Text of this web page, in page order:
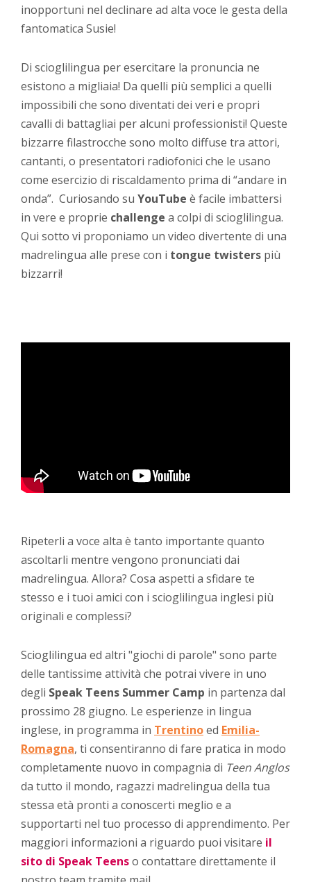
inopportuni nel declinare ad alta voce le gesta della
fantomatica Susie!
Di scioglilingua per esercitare la pronuncia ne
esistono a migliaia! Da quelli più semplici a quelli
impossibili che sono diventati dei veri e propri
cavalli di battagliai per alcuni professionisti! Queste
bizzarre filastrocche sono molto diffuse tra attori,
cantanti, o presentatori radiofonici che le usano
come esercizio di riscaldamento prima di “andare in
onda”. Curiosando su YouTube è facile imbattersi
in vere e proprie challenge a colpi di scioglilingua.
Qui sotto vi proponiamo un video divertente di una
madrelingua alle prese con i tongue twisters più
bizzarri!
Ripeterli a voce alta è tanto importante quanto
ascoltarli mentre vengono pronunciati dai
madrelingua. Allora? Cosa aspetti a sfidare te
stesso e i tuoi amici con i scioglilingua inglesi più
originali e complessi?
Scioglilingua ed altri "giochi di parole" sono parte
delle tantissime attività che potrai vivere in uno
degli Speak Teens Summer Camp in partenza dal
prossimo 28 giugno. Le esperienze in lingua
inglese, in programma in Trentinoed Emilia-
Romagna, ti consentiranno di fare pratica in modo
completamente nuovo in compagnia di Teen Anglos
da tutto il mondo, ragazzi madrelingua della tua
stessa età pronti a conoscerti meglio e a
supportarti nel tuo processo di apprendimento. Per
maggiori informazioni a riguardo puoi visitare il
sito di Speak Teenso contattare direttamente il